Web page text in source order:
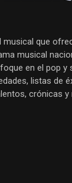
musical que
musical
en el pop y
listas de
crónicas y